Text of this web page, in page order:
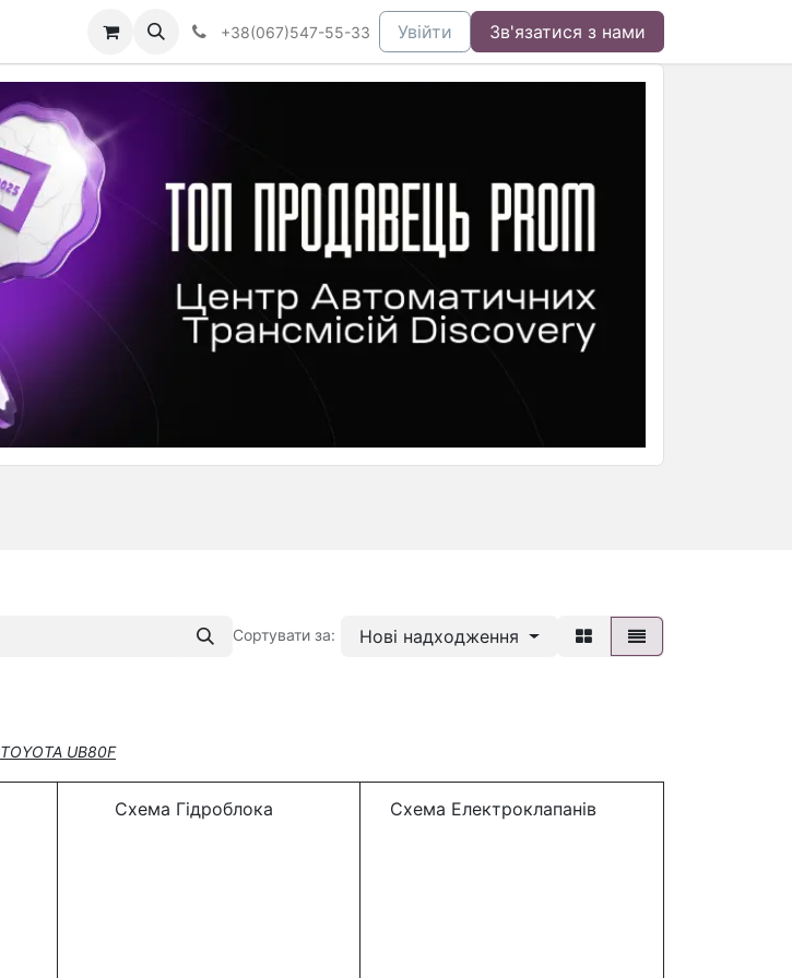
+38(067)547-55-33 Увійти Зв'язатися з нами
Сортувати за: Нові надходження
TOYOTA UB80F
Схема Гідроблока Схема Електроклапанів